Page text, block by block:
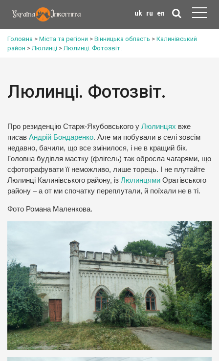
uk ru en
Головна > Міста та регіони > Вінницька область > Калинівський
район >Люлинці >Люлинці. Фотозвіт.
Люлинці. Фотозвіт.
Про резиденцію Старж-Якубовського у Люлинцях вже
писав Андрій Бондаренко. Але ми побували в селі зовсім
недавно, бачили, що все змінилося, і не в кращий бік.
Головна будівля маєтку (флігель) так обросла чагарями, що
сфотографувати її неможливо, лише торець. І не плутайте
Люлинці Калинівського району, із Люлинцями Оратівського
району – а от ми спочатку переплутали, й поїхали не в ті.
Фото Романа Маленкова.